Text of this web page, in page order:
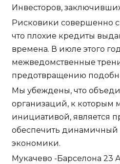
Инвесторов,
Рисковики совершенно
что плохие кредиты
времена. В июле этого
межведомственные
предотвращению
Мы убеждены, что
организаций, к которым
инициативой, является
обеспечить динамичный
экономики.
Мукачево -Барселона 23